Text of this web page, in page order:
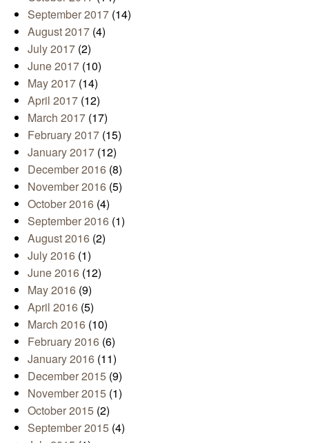
September 2017 (14)
August 2017 (4)
July 2017 (2)
June 2017 (10)
May 2017 (14)
April 2017 (12)
March 2017 (17)
February 2017 (15)
January 2017 (12)
December 2016 (8)
November 2016 (5)
October 2016 (4)
September 2016 (1)
August 2016 (2)
July 2016 (1)
June 2016 (12)
May 2016 (9)
April 2016 (5)
March 2016 (10)
February 2016 (6)
January 2016 (11)
December 2015 (9)
November 2015 (1)
October 2015 (2)
September 2015 (4)